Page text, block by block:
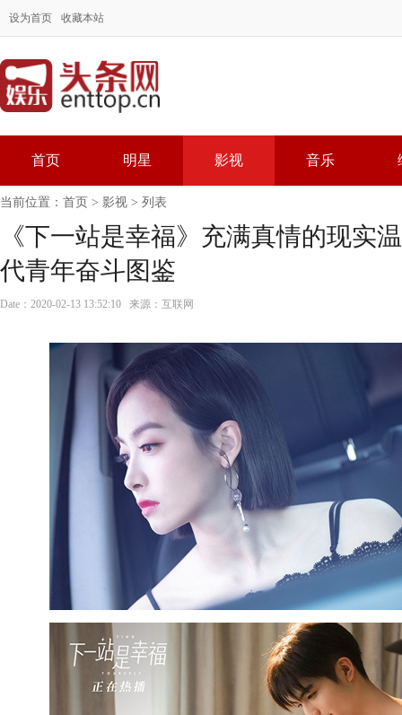
设为首页 收藏本站
首页 明星 影视 音乐
当前位置： 首页 > 影视 > 列表
《下一站是幸福》充满真情的现实
代青年奋斗图鉴
Date：2020-02-13 13:52:10 来源：互联网